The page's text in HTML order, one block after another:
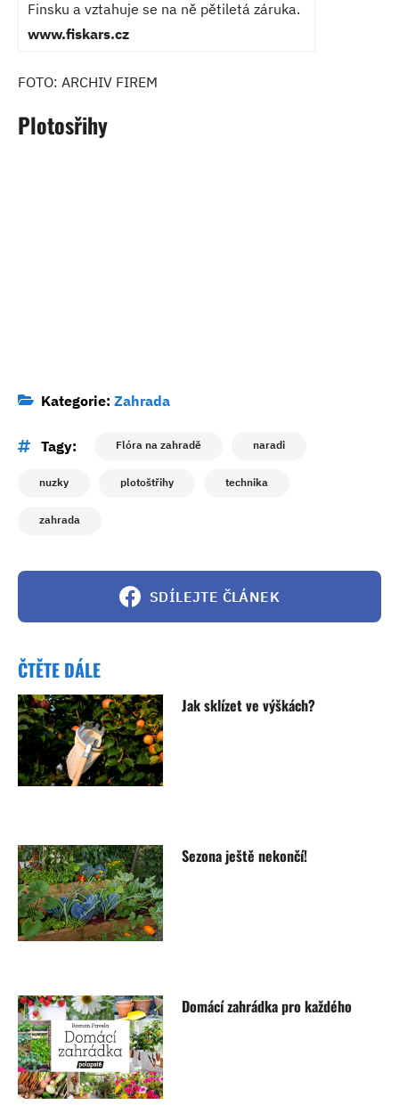
Finsku a vztahuje se na ně pětiletá záruka.
www.fiskars.cz
FOTO: ARCHIV FIREM
Plotosřihy
Kategorie: Zahrada
Tagy: Flóra na zahradě naradi
nuzky plotoštřihy technika
zahrada
SDÍLEJTE ČLÁNEK
ČTĚTE DÁLE
Jak sklízet ve výškách?
Sezona ještě nekončí!
Domácí zahrádka pro každého